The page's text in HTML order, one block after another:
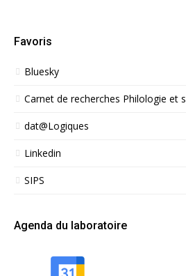
Favoris
Bluesky
Carnet de recherches Philologie et
dat@Logiques
Linkedin
SIPS
Agenda du laboratoire